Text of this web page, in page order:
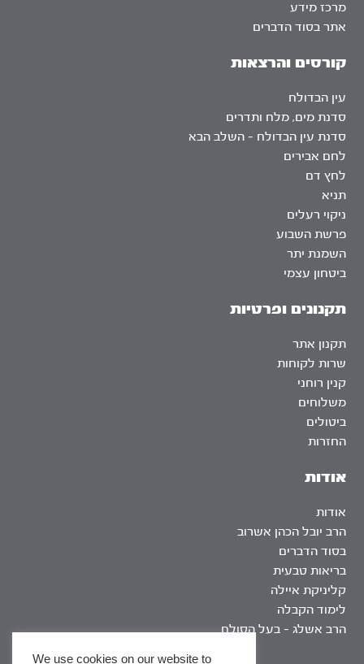
אודות
אודות
הרב יובל הכהן אשרוב
בסוד הדברים
בריאות טבעית
קליניקת איילה
לימוד הקבלה
הרב אשלג – בעל הסולם
מרכז מידע
אתר בסוד הדברים
קורסים והרצאות
עין הבדולח
סדנת מים, מלח ותדרים
סדנת עין הבדולח – השלב הבא
לחם אבירים
לחץ דם
תניא
ניקוי רעלים
פרשת השבוע
השמנת יתר
ביטחון עצמי
תקנונים ופרטיות
תקנון אתר
שרות לקוחות
קנין רוחני
משלוחים
ביטולים
החזרות
We use cookies on our website to